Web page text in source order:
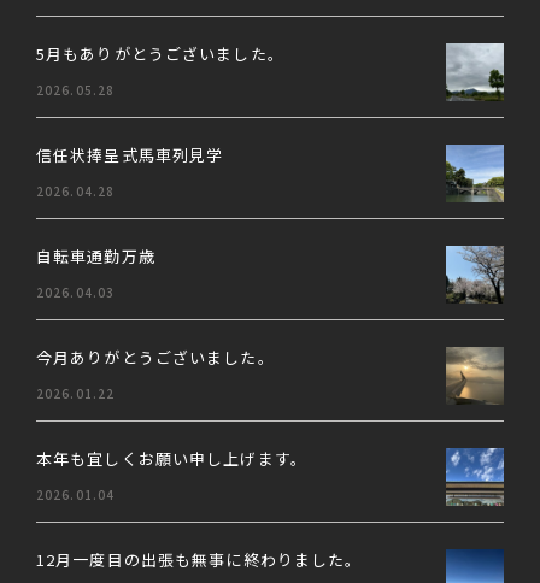
5月もありがとうございました。
2026.05.28
信任状捧呈式馬車列見学
2026.04.28
自転車通勤万歳
2026.04.03
今月ありがとうございました。
2026.01.22
本年も宜しくお願い申し上げます。
2026.01.04
12月一度目の出張も無事に終わりました。